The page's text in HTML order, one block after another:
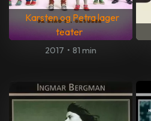
Karsten og Petra lager
teater
2017 • 81 min